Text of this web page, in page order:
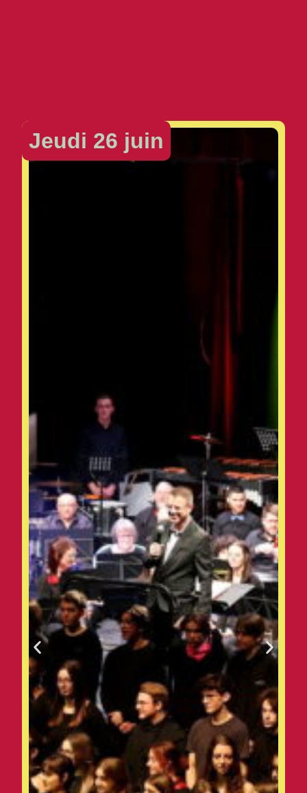
Jeudi 26 juin